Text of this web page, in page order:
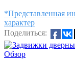
*Представленная
характер
Поделиться:
Обзор